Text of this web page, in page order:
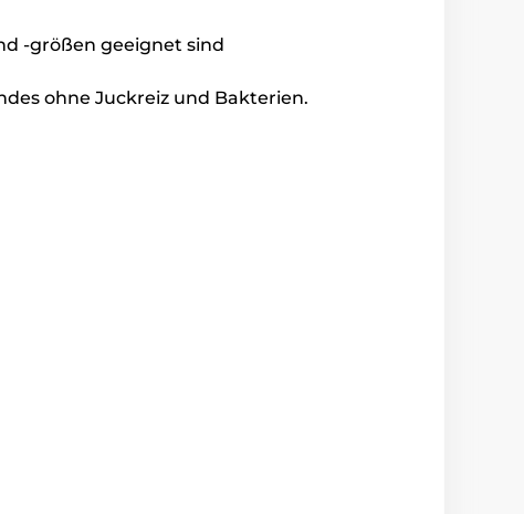
-größen geeignet sind
ohne Juckreiz und Bakterien.